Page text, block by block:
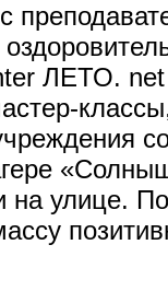
ЛЕТО. net
на улице.